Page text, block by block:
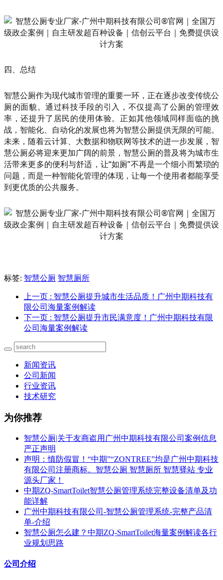
四、总结
智慧公厕作为现代城市管理的重要一环，正在逐步改变传统公
厕的面貌。通过科技手段的引入，不仅提高了公厕的管理效
率，还提升了居民的使用体验。正如其他领域同样面临的挑
战，智能化、自动化的发展也将为智慧公厕提供无限的可能。
未来，随着云计算、大数据和物联网等技术的进一步发展，智
慧公厕必将迎来更加广阔的前景，智慧公厕的普及将为城市生
活带来更多的便利与舒适，让“如厕”不再是一个细小而繁琐的
问题，而是一种智能化管理的体现，让每一个使用者都能享受
到更优质的公共服务。
标签: 智慧公厕 智慧厕所
上一页 : 智慧公厕提升城市生活品质！广州中期科技有
限公司海量案例解读
下一页 : 智慧公厕提升市民满意度！广州中期科技有限
公司海量案例解读
新闻资讯
公司新闻
行业资讯
技术研究
为你推荐
智慧公厕|关于友商盗用广州中期科技有限公司案例信息
严正声明
声明：慎防假冒！“中期”“ZONTREE”均是广州中期科技
有限公司注册商标。智慧公厕 智慧厕所 智慧驿站 专业
源头厂家！
中期ZQ-SmartToilet智慧公厕管理系统完整设备清单及功
能详解
广州中期科技有限公司-智慧公厕管理系统-完整产品清
单-介绍
智慧公厕怎么建？中期ZQ-SmartToilet海量案例解读各行
业规划思路
公司介绍